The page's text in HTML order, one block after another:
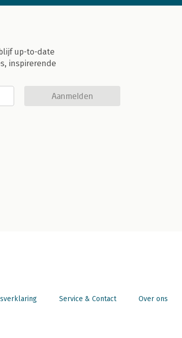
up-to-date
inspirerende
Aanmelden
Service & Contact Over ons